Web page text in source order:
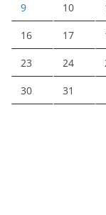
9 10
16 17
23 24
30 31